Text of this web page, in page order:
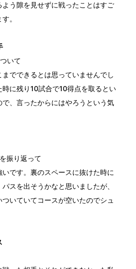
う隙を見せずに戦ったことはすご
。
いて
でできるとは思っていませんでし
に残り10試合で10得点を取るとい
、言ったからにはやろうという気
振り返って
です。裏のスペースに抜けた時に
スを出そうかなと思いましたが、
いていてコースが空いたのでシュ